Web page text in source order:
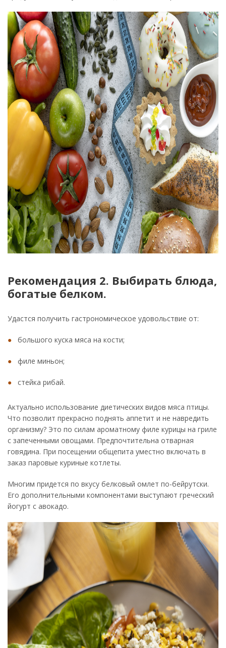
Рекомендация 2. Выбирать блюда,
богатые белком.
Удастся получить гастрономическое удовольствие от:
большого куска мяса на кости;
филе миньон;
стейка рибай.
Актуально использование диетических видов мяса птицы.
Что позволит прекрасно поднять аппетит и не навредить
организму? Это по силам ароматному филе курицы на гриле
с запеченными овощами. Предпочтительна отварная
говядина. При посещении общепита уместно включать в
заказ паровые куриные котлеты.
Многим придется по вкусу белковый омлет по-бейрутски.
Его дополнительными компонентами выступают греческий
йогурт с авокадо.